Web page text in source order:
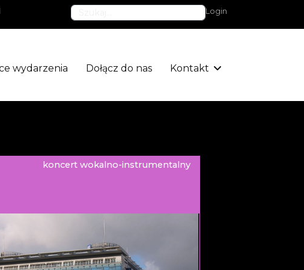
Login
Szukaj
wydarzenia Dołącz do nas Kontakt
koncert wokalno-instrumentalny